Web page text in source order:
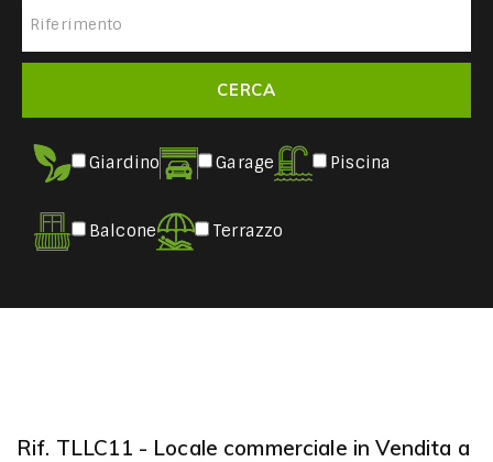
Giardino Garage Piscina
Balcone Terrazzo
Rif. TLLC11 - Locale commerciale in Vendita a